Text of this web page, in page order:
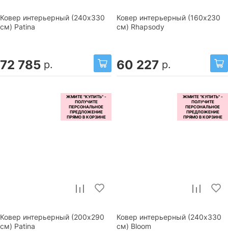
Ковер интерьерный (240x330
см) Patina
72 785 р.
Ковер интерьерный (160x230
см) Rhapsody
60 227 р.
Ковер интерьерный (200x290
см) Patina
Ковер интерьерный (240x330
см) Bloom